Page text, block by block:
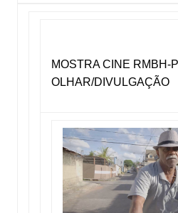
MOSTRA CINE RMBH-
OLHAR/DIVULGAÇÃO